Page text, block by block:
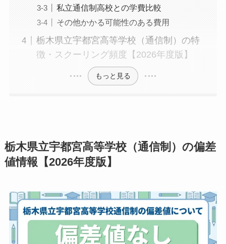
私立通信制高校との学費比較
その他かかる可能性のある費用
栃木県立宇都宮高等学校（通信制）の特
徴・スクーリング頻度【2026年度版】
もっと見る
栃木県立宇都宮高等学校（通信制）の偏差
値情報【2026年度版】